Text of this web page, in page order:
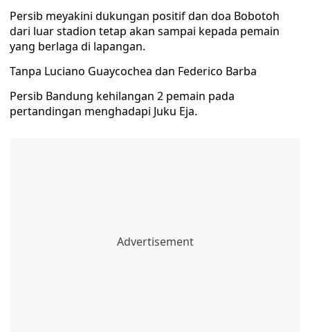
Persib meyakini dukungan positif dan doa Bobotoh
dari luar stadion tetap akan sampai kepada pemain
yang berlaga di lapangan.
Tanpa Luciano Guaycochea dan Federico Barba
Persib Bandung kehilangan 2 pemain pada
pertandingan menghadapi Juku Eja.